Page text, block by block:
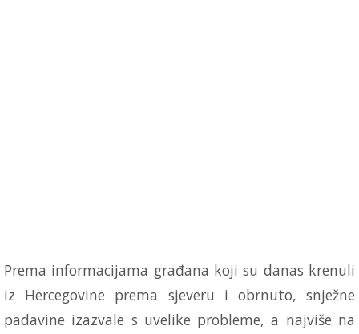
Prema informacijama građana koji su danas krenuli
iz Hercegovine prema sjeveru i obrnuto, snježne
padavine izazvale s uvelike probleme, a najviše na